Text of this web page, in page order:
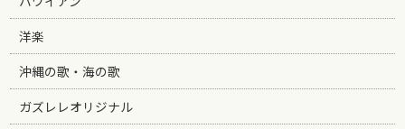
洋楽
沖縄の歌・海の歌
ガズレレオリジナル